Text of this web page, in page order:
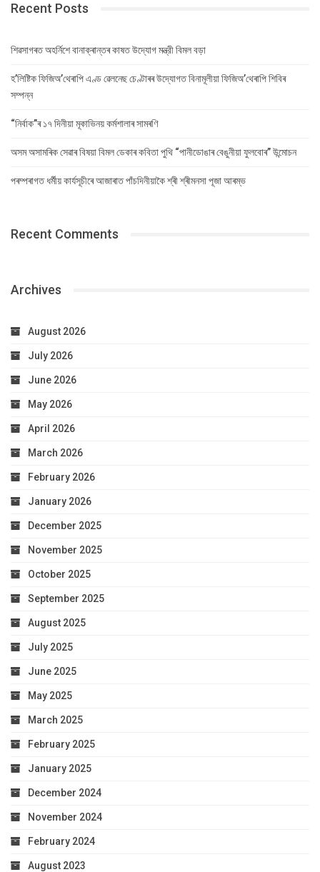
Recent Posts
শিৱসাগৰত অহৰ্নিশে বানাক্ৰান্তৰ কাষত উদ্যোগ মন্ত্রী বিমল বড়া
হ’লিষ্টিক ফিজিঅ’থেৰাপি এণ্ড ৱেলনেছ চেণ্টাৰৰ উদ্যোগত বিনামূলীয়া ফিজিঅ’থেৰাপি শিবিৰ
সম্পন্ন
“নিৰ্বাক”ৰ ১৭ দিনীয়া মূকাভিনয় কৰ্মশালাৰ সামৰণি
অসম অসামৰিক সেৱাৰ বিষয়া বিমল ডেকাৰ কবিতা পুথি “পানীডোঙাৰ বেঙুনীয়া ফুলবোৰ” উন্মোচন
পৰম্পৰাগত ধৰ্মীয় কাৰ্যসূচীৰে আজাৰাত পাঁচদিনীয়াকৈ শ্ৰী শ্ৰীমনসা পূজা আৰম্ভ
Recent Comments
Archives
August 2026
July 2026
June 2026
May 2026
April 2026
March 2026
February 2026
January 2026
December 2025
November 2025
October 2025
September 2025
August 2025
July 2025
June 2025
May 2025
March 2025
February 2025
January 2025
December 2024
November 2024
February 2024
August 2023